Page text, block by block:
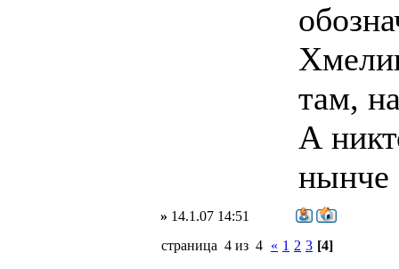
там,
А
нынче
» 14.1.07 14:51
страница 4 из 4 « 1 2 3 [4]